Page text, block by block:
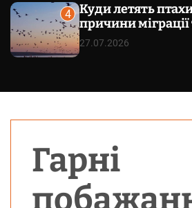
4
Куди летять
причини
27.07.2026
Гарні